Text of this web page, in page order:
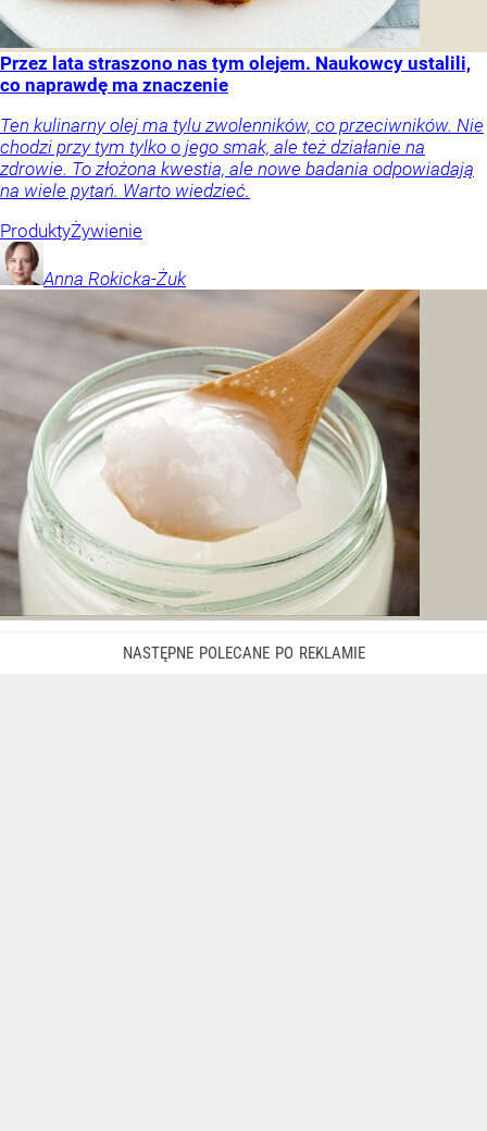
Przez lata straszono nas tym olejem. Naukowcy ustalili,
co naprawdę ma znaczenie
Ten kulinarny olej ma tylu zwolenników, co przeciwników. Nie
chodzi przy tym tylko o jego smak, ale też działanie na
zdrowie. To złożona kwestia, ale nowe badania odpowiadają
na wiele pytań. Warto wiedzieć.
ProduktyŻywienie
Anna Rokicka-Żuk